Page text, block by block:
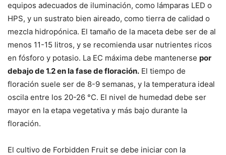
equipos adecuados de iluminación, como lámparas LED o
HPS, y un sustrato bien aireado, como tierra de calidad o
mezcla hidropónica. El tamaño de la maceta debe ser de al
menos 11-15 litros, y se recomienda usar nutrientes ricos
en fósforo y potasio. La EC máxima debe mantenerse por
debajo de 1.2 en la fase de floración. El tiempo de
floración suele ser de 8-9 semanas, y la temperatura ideal
oscila entre los 20-26 °C. El nivel de humedad debe ser
mayor en la etapa vegetativa y más bajo durante la
floración.
El cultivo de Forbidden Fruit se debe iniciar con la